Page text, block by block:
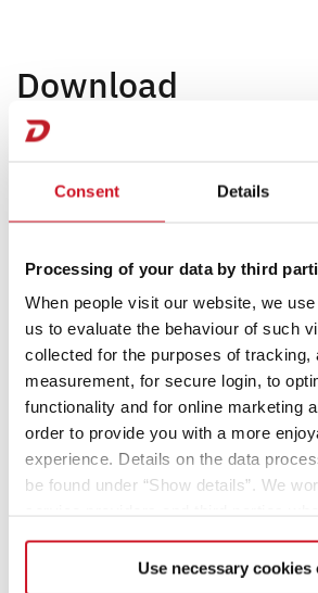
Consent Details
Processing of your data by third
When people visit our website, we
us to evaluate the behaviour of such
collected for the purposes of tracking,
measurement, for secure login, to
functionality and for online marketing
order to provide you with a more
experience. Details on the data
be found under “Show details”. We
data for their own purposes and
necessary. If you click the “Allow
select individual cookies in the
Use necessary cookies
Download
2025
2024